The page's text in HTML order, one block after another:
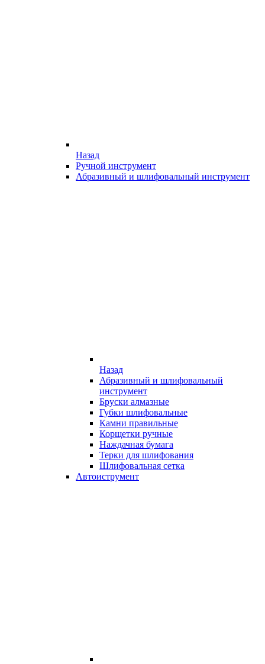
Назад
Ручной инструмент
Абразивный и шлифовальный инструмент
Назад
Абразивный и шлифовальный
инструмент
Бруски алмазные
Губки шлифовальные
Камни правильные
Корщетки ручные
Наждачная бумага
Терки для шлифования
Шлифовальная сетка
Автоиструмент